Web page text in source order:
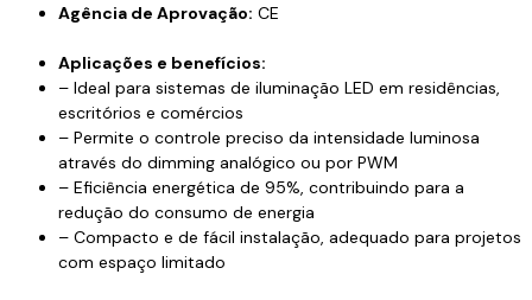
Agência de Aprovação: CE
Aplicações e benefícios:
– Ideal para sistemas de iluminação LED em residências,
escritórios e comércios
– Permite o controle preciso da intensidade luminosa
através do dimming analógico ou por PWM
– Eficiência energética de 95%, contribuindo para a
redução do consumo de energia
– Compacto e de fácil instalação, adequado para projetos
com espaço limitado